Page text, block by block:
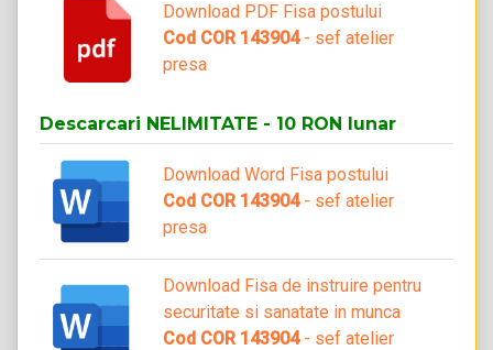
Download PDF Fisa postului
Cod COR 143904- sef atelier
presa
Descarcari NELIMITATE - 10 RON lunar
Download Word Fisa postului
Cod COR 143904- sef atelier
presa
Download Fisa de instruire pentru
securitate si sanatate in munca
Cod COR 143904- sef atelier